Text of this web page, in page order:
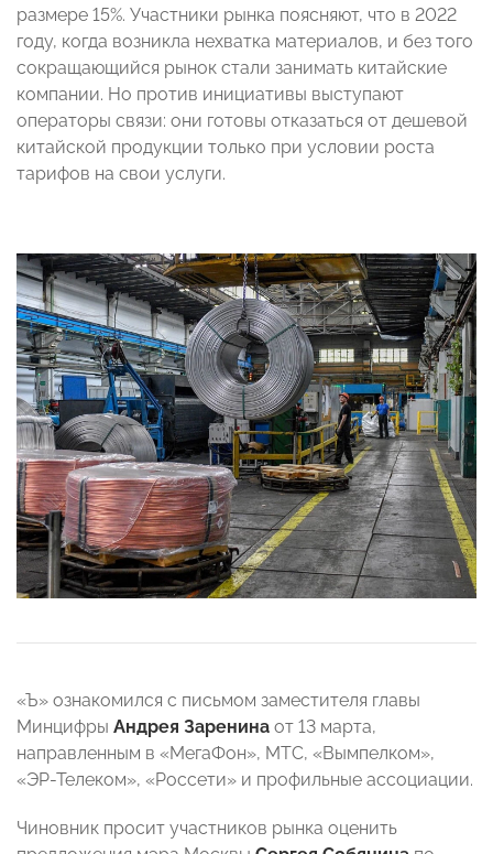
размере 15%. Участники рынка поясняют, что в 2022
году, когда возникла нехватка материалов, и без того
сокращающийся рынок стали занимать китайские
компании. Но против инициативы выступают
операторы связи: они готовы отказаться от дешевой
китайской продукции только при условии роста
тарифов на свои услуги.
«Ъ» ознакомился с письмом заместителя главы
Минцифры Андрея Заренина от 13 марта,
направленным в «МегаФон», МТС, «Вымпелком»,
«ЭР-Телеком», «Россети» и профильные ассоциации.
Чиновник просит участников рынка оценить